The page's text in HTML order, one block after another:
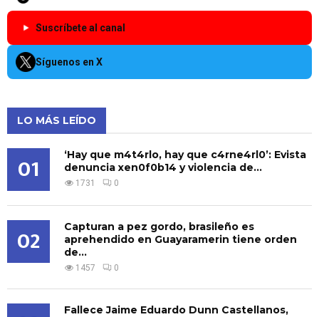
Suscríbete al canal
Síguenos en X
LO MÁS LEÍDO
01
‘Hay que m4t4rlo, hay que c4rne4rl0’: Evista
denuncia xen0f0b14 y violencia de...
1731 0
02
Capturan a pez gordo, brasileño es
aprehendido en Guayaramerin tiene orden
de...
1457 0
Fallece Jaime Eduardo Dunn Castellanos,